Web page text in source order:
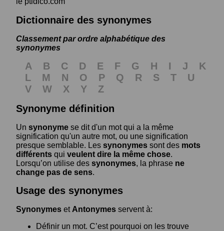
Dictionnaire des synonymes
Classement par ordre alphabétique des
synonymes
A B C D E F G H I J
K
L
M N O P Q R S T
U
V
W X Y
Z
Synonyme définition
Un synonyme se dit d'un mot qui a la même
signification qu'un autre mot, ou une signification
presque semblable. Les synonymes sont des mots
différents qui veulent dire la même chose.
Lorsqu’on utilise des synonymes, la phrase ne
change pas de sens.
Usage des synonymes
Synonymes et Antonymes servent à:
Définir un mot. C’est pourquoi on les trouve